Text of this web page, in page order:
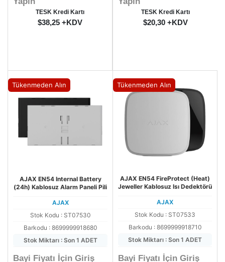
TESK Kredi Kartı
$38,25 +KDV
TESK Kredi Kartı
$20,30 +KDV
Tükenmeden Alın
AJAX EN54 Internal Battery
(24h) Kablosuz Alarm Paneli Pili
AJAX
Stok Kodu : ST07530
Barkodu : 8699999918680
Stok Miktarı : Son 1 ADET
Bayi Fiyatı İçin Giriş
Tükenmeden Alın
AJAX EN54 FireProtect (Heat)
Jeweller Kablosuz Isı Dedektörü
AJAX
Stok Kodu : ST07533
Barkodu : 8699999918710
Stok Miktarı : Son 1 ADET
Bayi Fiyatı İçin Giriş